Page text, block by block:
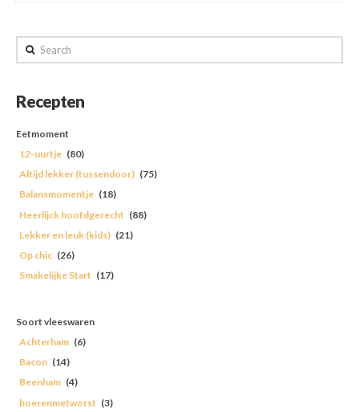
Search
Recepten
Eetmoment
12-uurtje (80)
Altijd lekker (tussendoor) (75)
Balansmomentje (18)
Heerlijck hoofdgerecht (88)
Lekker en leuk (kids) (21)
Op chic (26)
Smakelijke Start (17)
Soort vleeswaren
Achterham (6)
Bacon (14)
Beenham (4)
boerenmetworst (3)